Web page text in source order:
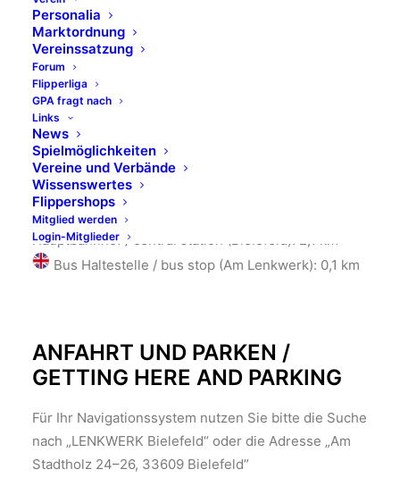
Personalia
Marktordnung
Vereinssatzung
Forum
Flipperliga
GPA fragt nach
Links
News
Spielmöglichkeiten
Vereine und Verbände
Wissenswertes
Flippershops
Mitglied werden
Login-Mitglieder
Am Stadtholz 24-26
33609 Bielefeld
Google maps:
ENTFERNUNGEN / DISTANCES
Hauptbahnhof / central station (Bielefeld): 2,1 km
Bus Haltestelle / bus stop (Am Lenkwerk): 0,1 km
ANFAHRT UND PARKEN /
GETTING HERE AND PARKING
Für Ihr Navigationssystem nutzen Sie bitte die Suche
nach „LENKWERK Bielefeld“ oder die Adresse „Am
Stadtholz 24–26, 33609 Bielefeld”